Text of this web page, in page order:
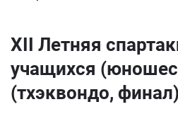
XII Летняя
учащихся
(тхэквондо, финал)